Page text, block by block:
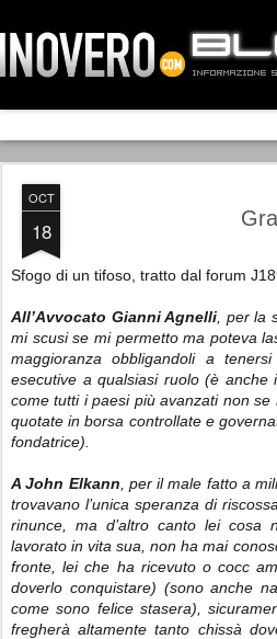
OCT
18
Sfogo di un tifoso, tratto dal forum
All’Avvocato Gianni Agnelli , per la
mi scusi se mi permetto ma poteva
maggioranza obbligandoli a
esecutive a qualsiasi ruolo (è anche
come tutti i paesi più avanzati non
quotate in borsa controllate e
fondatrice).
A John Elkann , per il male fatto a
trovavano l’unica speranza di
rinunce, ma d’altro canto lei cosa
lavorato in vita sua, non ha mai
fronte, lei che ha ricevuto o cocc
doverlo conquistare) (sono anche
come sono felice stasera),
fregherà altamente tanto chissà